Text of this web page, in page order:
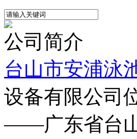
公司简介
台山市安浦泳
设备有限公司
——广东省台